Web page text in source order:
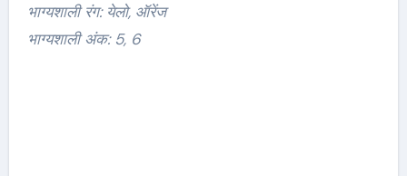
भाग्यशाली रंग: येलो, ऑरेंज
भाग्यशाली अंक: 5, 6